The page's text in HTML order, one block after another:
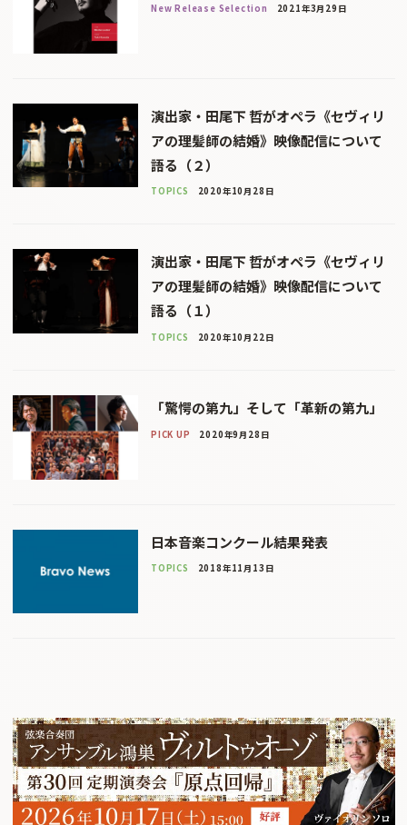
New Release Selection 2021年3月29日
演出家・田尾下 哲がオペラ《セヴィリ
アの理髪師の結婚》映像配信について
語る（２）
TOPICS 2020年10月28日
演出家・田尾下 哲がオペラ《セヴィリ
アの理髪師の結婚》映像配信について
語る（１）
TOPICS 2020年10月22日
「驚愕の第九」そして「革新の第九」
PICK UP 2020年9月28日
日本音楽コンクール結果発表
TOPICS 2018年11月13日